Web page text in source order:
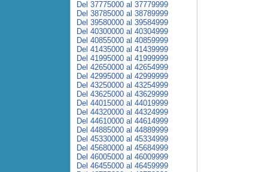
Del 37775000 al 37779999
Del 38785000 al 38789999
Del 39580000 al 39584999
Del 40300000 al 40304999
Del 40855000 al 40859999
Del 41435000 al 41439999
Del 41995000 al 41999999
Del 42650000 al 42654999
Del 42995000 al 42999999
Del 43250000 al 43254999
Del 43625000 al 43629999
Del 44015000 al 44019999
Del 44320000 al 44324999
Del 44610000 al 44614999
Del 44885000 al 44889999
Del 45330000 al 45334999
Del 45680000 al 45684999
Del 46005000 al 46009999
Del 46455000 al 46459999